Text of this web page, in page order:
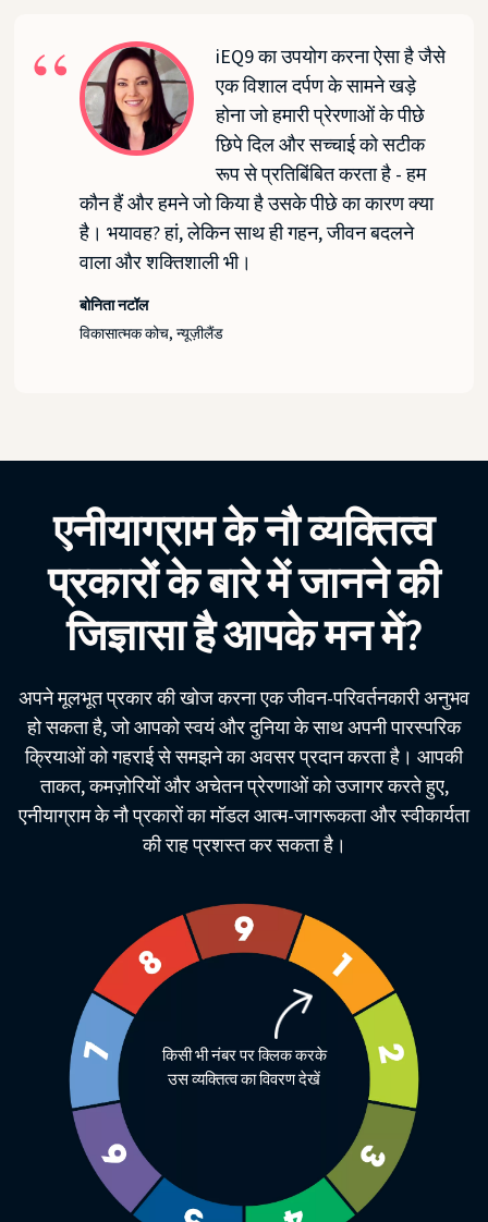
iEQ9 का उपयोग करना ऐसा है जैसे
एक विशाल दर्पण के सामने खड़े
होना जो हमारी प्रेरणाओं के पीछे
छिपे दिल और सच्चाई को सटीक
रूप से प्रतिबिंबित करता है - हम
कौन हैं और हमने जो किया है उसके पीछे का कारण क्या
है। भयावह? हां, लेकिन साथ ही गहन, जीवन बदलने
वाला और शक्तिशाली भी।
बोनिता नटॉल
विकासात्मक कोच, न्यूज़ीलैंड
एनीयाग्राम के नौ व्यक्तित्व
प्रकारों के बारे में जानने की
जिज्ञासा है आपके मन में?
अपने मूलभूत प्रकार की खोज करना एक जीवन-परिवर्तनकारी अनुभव
हो सकता है, जो आपको स्वयं और दुनिया के साथ अपनी पारस्परिक
क्रियाओं को गहराई से समझने का अवसर प्रदान करता है। आपकी
ताकत, कमज़ोरियों और अचेतन प्रेरणाओं को उजागर करते हुए,
एनीयाग्राम के नौ प्रकारों का मॉडल आत्म-जागरूकता और स्वीकार्यता
की राह प्रशस्त कर सकता है।
किसी भी नंबर पर क्लिक करके
उस व्यक्तित्व का विवरण देखें